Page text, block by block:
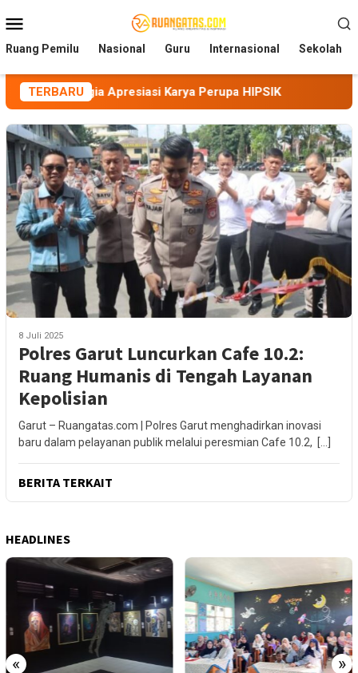
ke
kontenMobile
Ruang Pemilu Nasional Guru Internasional Sekolah
TERBARU
Apresiasi Karya Perupa HIPSIK
8 Juli 2025
Polres Garut Luncurkan Cafe 10.2:
Ruang Humanis di Tengah Layanan
Kepolisian
Garut – Ruangatas.com | Polres Garut menghadirkan inovasi
baru dalam pelayanan publik melalui peresmian Cafe 10.2, […]
BERITA TERKAIT
HEADLINES
« »